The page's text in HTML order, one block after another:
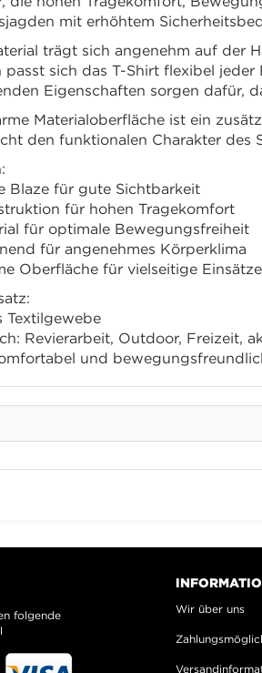
mit erhöhtem
trägt sich angenehm auf der
passt sich das T-Shirt flexibel
Eigenschaften sorgen dafür,
Materialoberfläche ist ein
den funktionalen Charakter des
Blaze für gute Sichtbarkeit
für hohen Tragekomfort
für optimale Bewegungsfreiheit
für angenehmes Körperklima
Oberfläche für vielseitige Einsätze
Textilgewebe
Revierarbeit, Outdoor, Freizeit,
und
folgende
Wir über uns